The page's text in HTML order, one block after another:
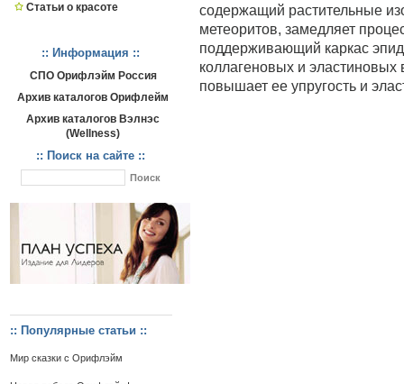
Статьи о красоте
:: Информация ::
СПО Орифлэйм Россия
Архив каталогов Орифлейм
Архив каталогов Вэлнэс
(Wellness)
:: Поиск на сайте ::
:: Популярные статьи ::
Мир сказки с Орифлэйм
содержащий растительные
метеоритов, замедляет
поддерживающий каркас
коллагеновых и
повышает ее упругость и